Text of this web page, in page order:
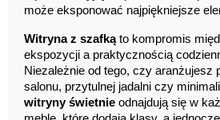
może eksponować najpiękniejsze
Witryna z szafką to kompromis
ekspozycji a praktycznością
Niezależnie od tego, czy aranżujesz
witryny świetnie odnajdują się w